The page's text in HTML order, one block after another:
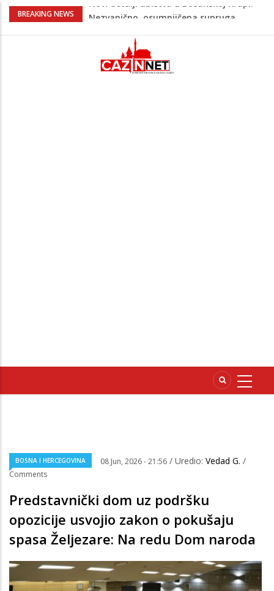
BREAKING NEWS
Na Ahiret preselila Bešić (rođ. Blažević)
Na Ahiret preselio ŠUPUK (Refik) ŠEFIK
Evo koje države su zasad za, a koje
protiv Infantina na izborima: Srbija i
BOSNA I HERCEGOVINA 08 Jun, 2026 - 21:56 / Uredio: Vedad G. /
Comments
Predstavnički dom uz podršku
opozicije usvojio zakon o pokušaju
spasa Željezare: Na redu Dom naroda